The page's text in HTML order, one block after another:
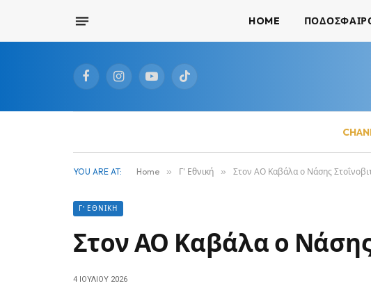
HOME
FacebookInstagramYouTubeTikTok
YOU ARE AT: Home » Γ' Εθνική » Στον ΑΟ Καβάλα ο Νάσης
Γ' ΕΘΝΙΚΉ
Στον ΑΟ Καβάλα ο Νάσης
4 ΙΟΥΛΊΟΥ 2026